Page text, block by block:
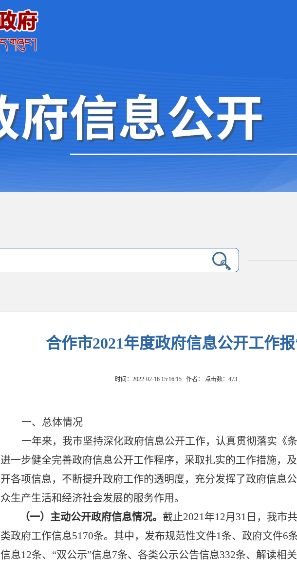
合作市2021年度政府信息公开工作
时间：2022-02-16 15:16:15 作者： 点击数： 473
一、总体情况
一年来，我市坚持深化政府信息公开工作， 认真贯彻落实《
进一步健全完善政府信息公开工作程序，采取扎实的工作措施，
开各项信息，不断提升政府工作的透明度，充分发挥了政府信息
众生产生活和经济社会发展的服务作用。
（一）主动公开政府信息情况。 截止2021年12月 31 日，我市
类政府工作信息5170条。 其中，发布规范性文件1条、政府文件6
信息12条、 “双公示”信息7条、各类公示公告信息332条、解读相